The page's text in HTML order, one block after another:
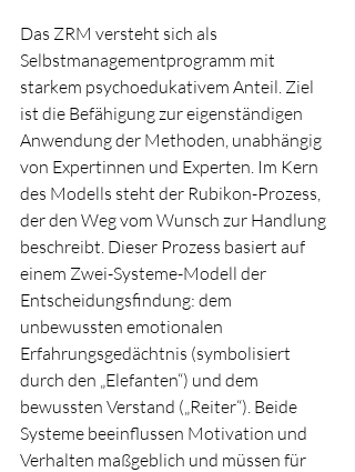
Das ZRM versteht sich als
Selbstmanagementprogramm mit
starkem psychoedukativem Anteil. Ziel
ist die Befähigung zur eigenständigen
Anwendung der Methoden, unabhängig
von Expertinnen und Experten. Im Kern
des Modells steht der Rubikon-Prozess,
der den Weg vom Wunsch zur Handlung
beschreibt. Dieser Prozess basiert auf
einem Zwei-Systeme-Modell der
Entscheidungsfindung: dem
unbewussten emotionalen
Erfahrungsgedächtnis (symbolisiert
durch den „Elefanten“) und dem
bewussten Verstand („Reiter“). Beide
Systeme beeinflussen Motivation und
Verhalten maßgeblich und müssen für